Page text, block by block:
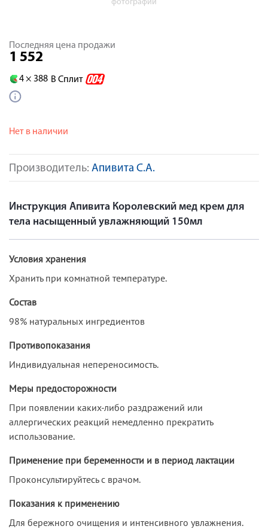
фотографии
Производитель: Апивита С.А.
Последняя цена продажи
1 552
4 × 388 В Сплит
Нет в наличии
Инструкция Апивита Королевский мед крем для
тела насыщенный увлажняющий 150мл
Условия хранения
Хранить при комнатной температуре.
Состав
98% натуральных ингредиентов
Противопоказания
Индивидуальная непереносимость.
Меры предосторожности
При появлении каких-либо раздражений или
аллергических реакций немедленно прекратить
использование.
Применение при беременности и в период лактации
Проконсультируйтесь с врачом.
Показания к применению
Для бережного очищения и интенсивного увлажнения.